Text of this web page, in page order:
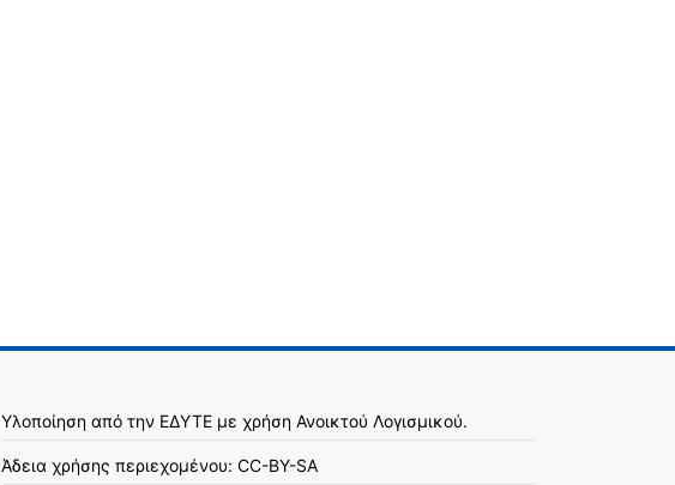
Υλοποίηση από την ΕΔΥΤΕ με χρήση Ανοικτού Λογισμικού.
Άδεια χρήσης περιεχομένου: CC-BY-SA